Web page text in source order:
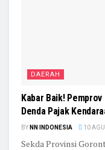
DAERAH
Kabar Baik!
Denda Pajak
BY NN INDONESIA 10
Sekda Provinsi